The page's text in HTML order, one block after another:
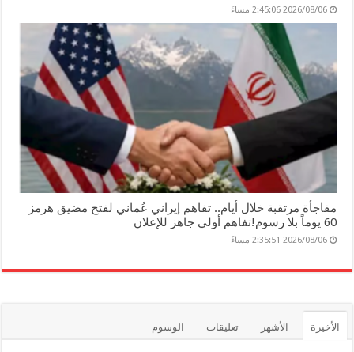
2026/08/06 2:45:06 مساءً
مفاجأة مرتقبة خلال أيام.. تفاهم إيراني عُماني لفتح مضيق هرمز
60 يوماً بلا رسوم!تفاهم أولي جاهز للإعلان
2026/08/06 2:35:51 مساءً
الأخيرة الأشهر تعليقات الوسوم